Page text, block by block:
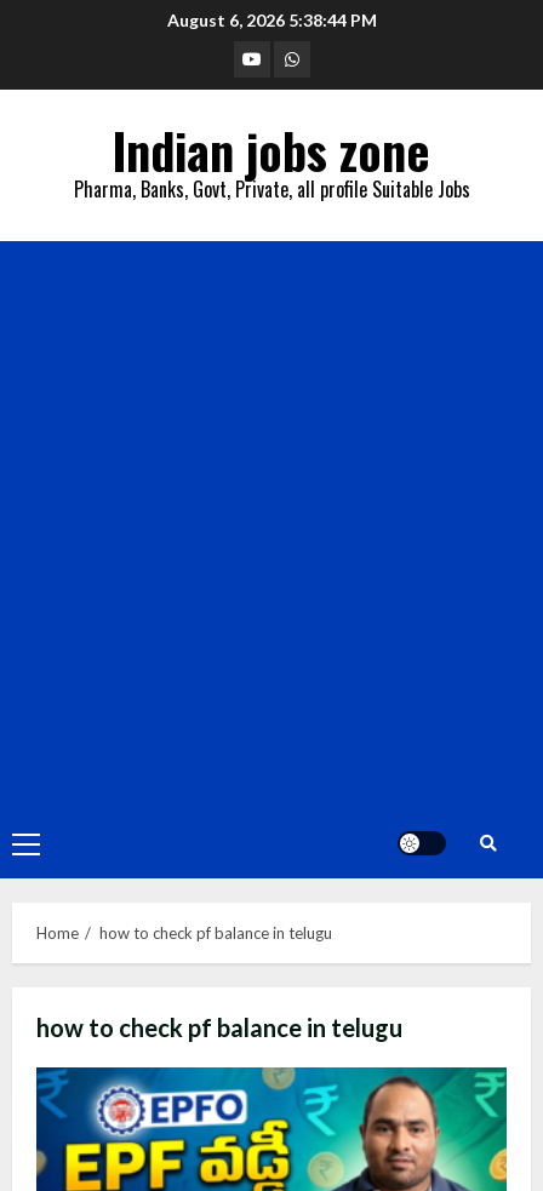
August 6, 2026 5:38:45 PM
YouTubeWhatsapp
Indian jobs zone
Pharma, Banks, Govt, Private, all profile Suitable Jobs
Primary
Menu
Home how to check pf balance in telugu
how to check pf balance in telugu